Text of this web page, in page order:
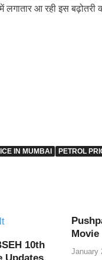
लगातार आ रही इस
IN MUMBAI PETROL
10th
January